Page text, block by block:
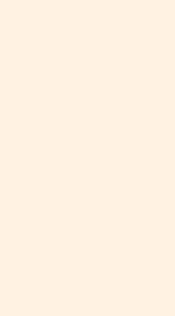
utama untuk menilai apakah
optimal. Berbeda dengan
waktu singkat, pertambahan